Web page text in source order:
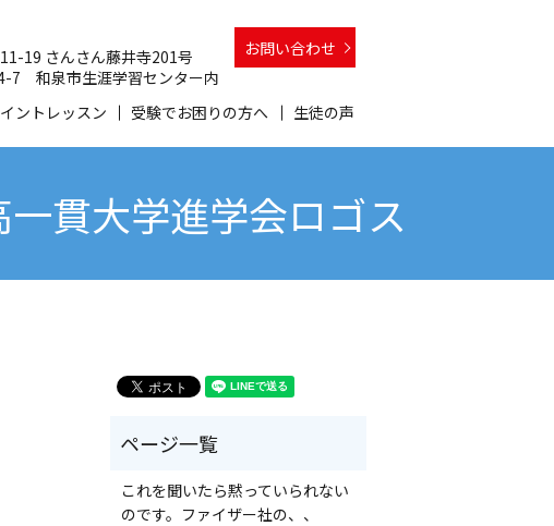
ントレッスン 受験でお困りの方へ 生徒の声
19 さんさん藤井寺201号
7 和泉市生涯学習センター内
お問い合わせ
貫大学進学会ロゴス
これを聞いたら黙っていられない
のです。ファイザー社の、、